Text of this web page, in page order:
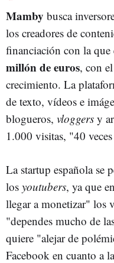
Mamby busca
los creadores de
financiación con la que
millón de euros, con
crecimiento. La
de texto, vídeos e
blogueros, vloggers y
1.000 visitas, "40
La startup española se
los youtubers, ya que
llegar a monetizar" los
"dependes mucho de
quiere "alejar de
Facebook en cuanto a